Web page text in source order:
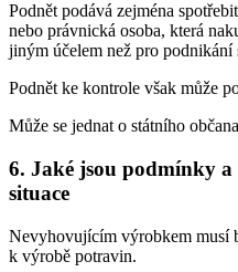
Podnět podává zejména
nebo právnická osoba, která
jiným účelem než pro
Podnět ke kontrole však může
Může se jednat o státního
6. Jaké jsou podmínky
situace
Nevyhovujícím výrobkem musí
k výrobě potravin.